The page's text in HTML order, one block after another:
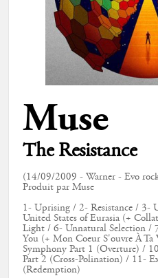
Muse
The Resistance
(14/09/2009 - Warner - Evo
Produit par Muse
1- Uprising / 2- Resistance / 3-
United States of Eurasia (+
Light / 6- Unnatural Selection
You (+ Mon Coeur S'ouvre À Ta
Symphony Part 1 (Overture) /
Part 2 (Cross-Polination) / 11-
(Redemption)